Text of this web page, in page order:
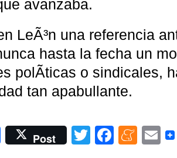
avanzaba.
LeÃ³n una referencia
hasta la fecha un
polÃ­ticas o sindicales,
tan apabullante.
Post Twitter